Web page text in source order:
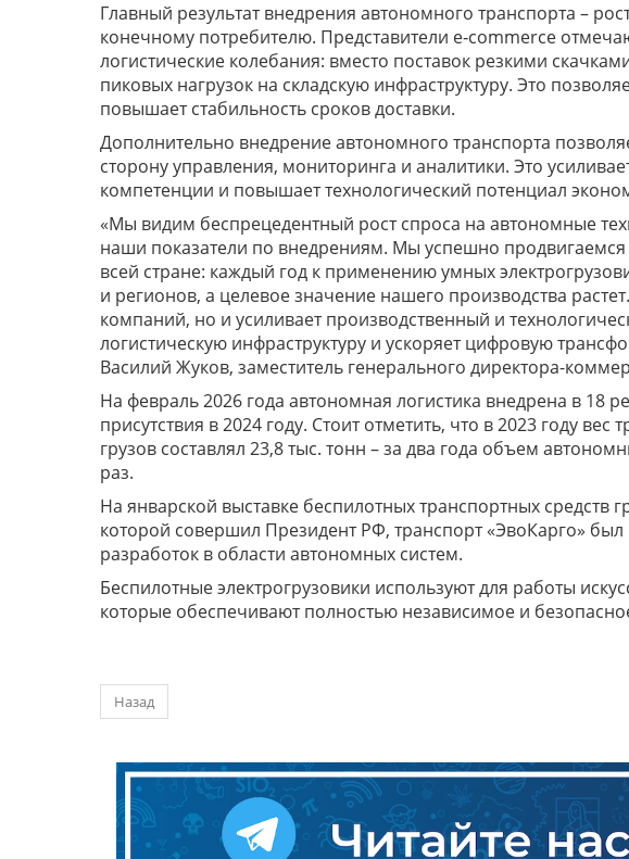
Главный результат внедрения автономного транспорта –
конечному потребителю. Представители e‑commerce
логистические колебания: вместо поставок резкими
пиковых нагрузок на складскую инфраструктуру. Это
повышает стабильность сроков доставки.
Дополнительно внедрение автономного транспорта
сторону управления, мониторинга и аналитики. Это
компетенции и повышает технологический потенциал
«Мы видим беспрецедентный рост спроса на автономные
наши показатели по внедрениям. Мы успешно
всей стране: каждый год к применению умных
и регионов, а целевое значение нашего производства
компаний, но и усиливает производственный и
логистическую инфраструктуру и ускоряет цифровую
Василий Жуков, заместитель генерального директора-
На февраль 2026 года автономная логистика внедрена в 18
присутствия в 2024 году. Стоит отметить, что в 2023 году
грузов составлял 23,8 тыс. тонн – за два года объем
раз.
На январской выставке беспилотных транспортных средств
которой совершил Президент РФ, транспорт «ЭвоКарго»
разработок в области автономных систем.
Беспилотные электрогрузовики используют для работы
которые обеспечивают полностью независимое и
Назад